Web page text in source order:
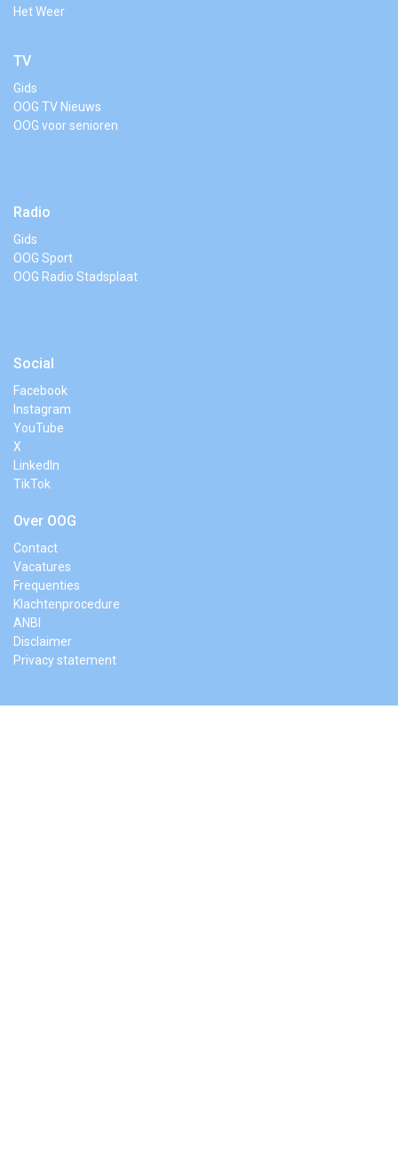
Het Weer
TV
Gids
OOG TV Nieuws
OOG voor senioren
Radio
Gids
OOG Sport
OOG Radio Stadsplaat
Social
Facebook
Instagram
YouTube
X
LinkedIn
TikTok
Over OOG
Contact
Vacatures
Frequenties
Klachtenprocedure
ANBI
Disclaimer
Privacy statement